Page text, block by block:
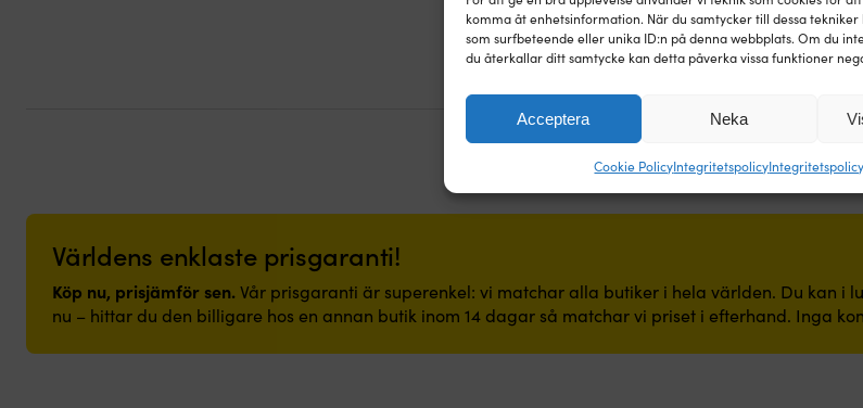
komma åt enhetsinformation. När du samtycker till dessa
som surfbeteende eller unika ID:n på denna webbplats. Om du
du återkallar ditt samtycke kan detta påverka vissa funktioner
Acceptera Neka
Cookie PolicyIntegritetspolicyIntegritetspolicy
Världens enklaste prisgaranti!
Köp nu, prisjämför sen.Vår prisgaranti är superenkel: vi matchar alla butiker i hela världen. Du kan i
nu – hittar du den billigare hos en annan butik inom 14 dagar så matchar vi priset i efterhand. Inga